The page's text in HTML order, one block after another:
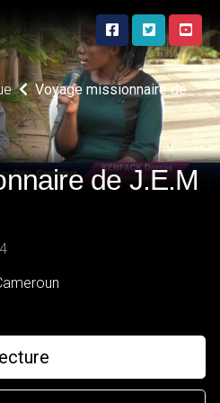
Voyage missionnaire de
de J.E.M